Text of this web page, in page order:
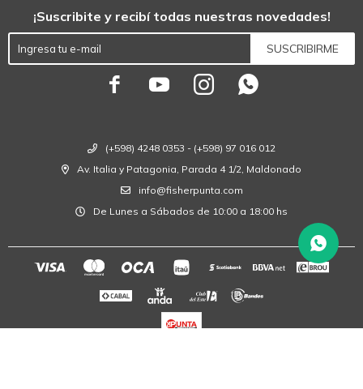
(+598) 4248 0353 - (+598) 97 016 012
Av. Italia y Patagonia, Parada 4 1/2, Maldonado
info@fisherpunta.com
De Lunes a Sábados de 10:00 a 18:00 hs
¡Suscribite y recibí todas nuestras novedades!
SUSCRIBIRME
   